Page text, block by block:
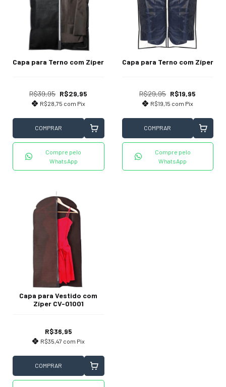
Capa para Terno com Zíper
R$39,95 R$29,95
R$28,75 com Pix
COMPRAR
Compre pelo
WhatsApp
Capa para Terno com Zíper
R$29,95 R$19,95
R$19,15 com Pix
COMPRAR
Compre pelo
WhatsApp
Capa para Vestido com
Zíper CV-01001
R$36,95
R$35,47 com Pix
COMPRAR